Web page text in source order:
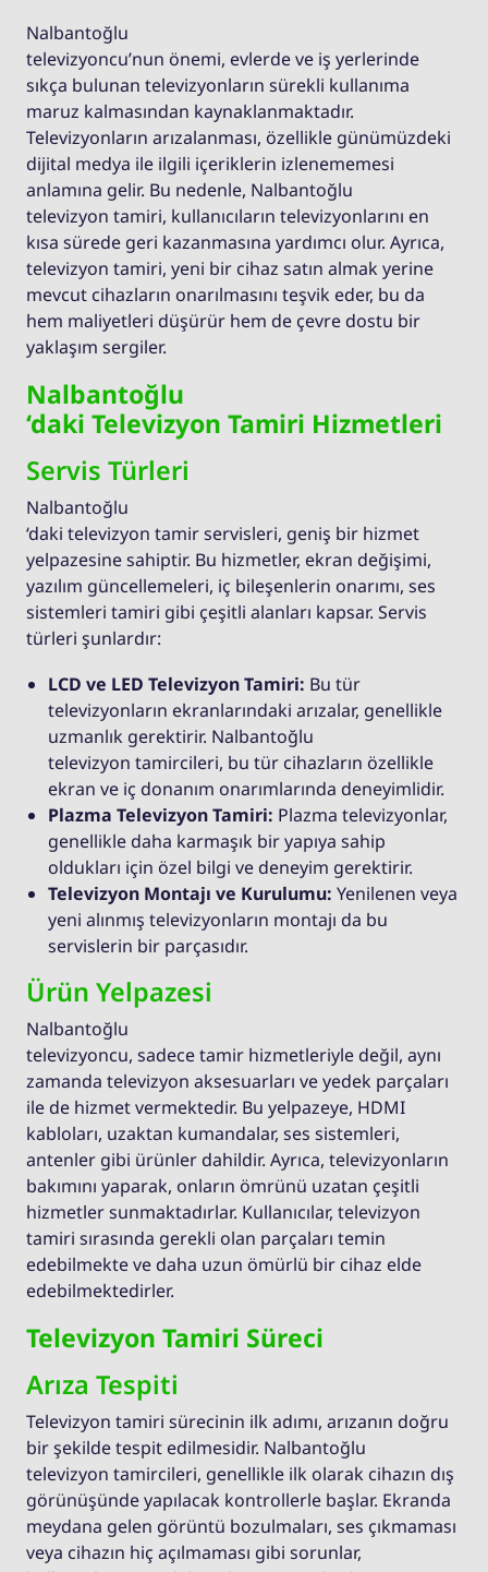
Nalbantoğlu
televizyoncu’nun önemi, evlerde ve iş yerlerinde
sıkça bulunan televizyonların sürekli kullanıma
maruz kalmasından kaynaklanmaktadır.
Televizyonların arızalanması, özellikle günümüzdeki
dijital medya ile ilgili içeriklerin izlenememesi
anlamına gelir. Bu nedenle, Nalbantoğlu
televizyon tamiri, kullanıcıların televizyonlarını en
kısa sürede geri kazanmasına yardımcı olur. Ayrıca,
televizyon tamiri, yeni bir cihaz satın almak yerine
mevcut cihazların onarılmasını teşvik eder, bu da
hem maliyetleri düşürür hem de çevre dostu bir
yaklaşım sergiler.
Nalbantoğlu
‘daki Televizyon Tamiri Hizmetleri
Servis Türleri
Nalbantoğlu
‘daki televizyon tamir servisleri, geniş bir hizmet
yelpazesine sahiptir. Bu hizmetler, ekran değişimi,
yazılım güncellemeleri, iç bileşenlerin onarımı, ses
sistemleri tamiri gibi çeşitli alanları kapsar. Servis
türleri şunlardır:
LCD ve LED Televizyon Tamiri: Bu tür
televizyonların ekranlarındaki arızalar, genellikle
uzmanlık gerektirir. Nalbantoğlu
televizyon tamircileri, bu tür cihazların özellikle
ekran ve iç donanım onarımlarında deneyimlidir.
Plazma Televizyon Tamiri: Plazma televizyonlar,
genellikle daha karmaşık bir yapıya sahip
oldukları için özel bilgi ve deneyim gerektirir.
Televizyon Montajı ve Kurulumu: Yenilenen veya
yeni alınmış televizyonların montajı da bu
servislerin bir parçasıdır.
Ürün Yelpazesi
Nalbantoğlu
televizyoncu, sadece tamir hizmetleriyle değil, aynı
zamanda televizyon aksesuarları ve yedek parçaları
ile de hizmet vermektedir. Bu yelpazeye, HDMI
kabloları, uzaktan kumandalar, ses sistemleri,
antenler gibi ürünler dahildir. Ayrıca, televizyonların
bakımını yaparak, onların ömrünü uzatan çeşitli
hizmetler sunmaktadırlar. Kullanıcılar, televizyon
tamiri sırasında gerekli olan parçaları temin
edebilmekte ve daha uzun ömürlü bir cihaz elde
edebilmektedirler.
Televizyon Tamiri Süreci
Arıza Tespiti
Televizyon tamiri sürecinin ilk adımı, arızanın doğru
bir şekilde tespit edilmesidir. Nalbantoğlu
televizyon tamircileri, genellikle ilk olarak cihazın dış
görünüşünde yapılacak kontrollerle başlar. Ekranda
meydana gelen görüntü bozulmaları, ses çıkmaması
veya cihazın hiç açılmaması gibi sorunlar,